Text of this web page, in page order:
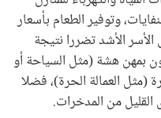
وتوفير الطعام بأسعار
الأسر الأشد تضررا نتيجة
بمهن هشة (مثل السياحة أو
(مثل العمالة الحرة)، فضلا
القليل من المدخرات.